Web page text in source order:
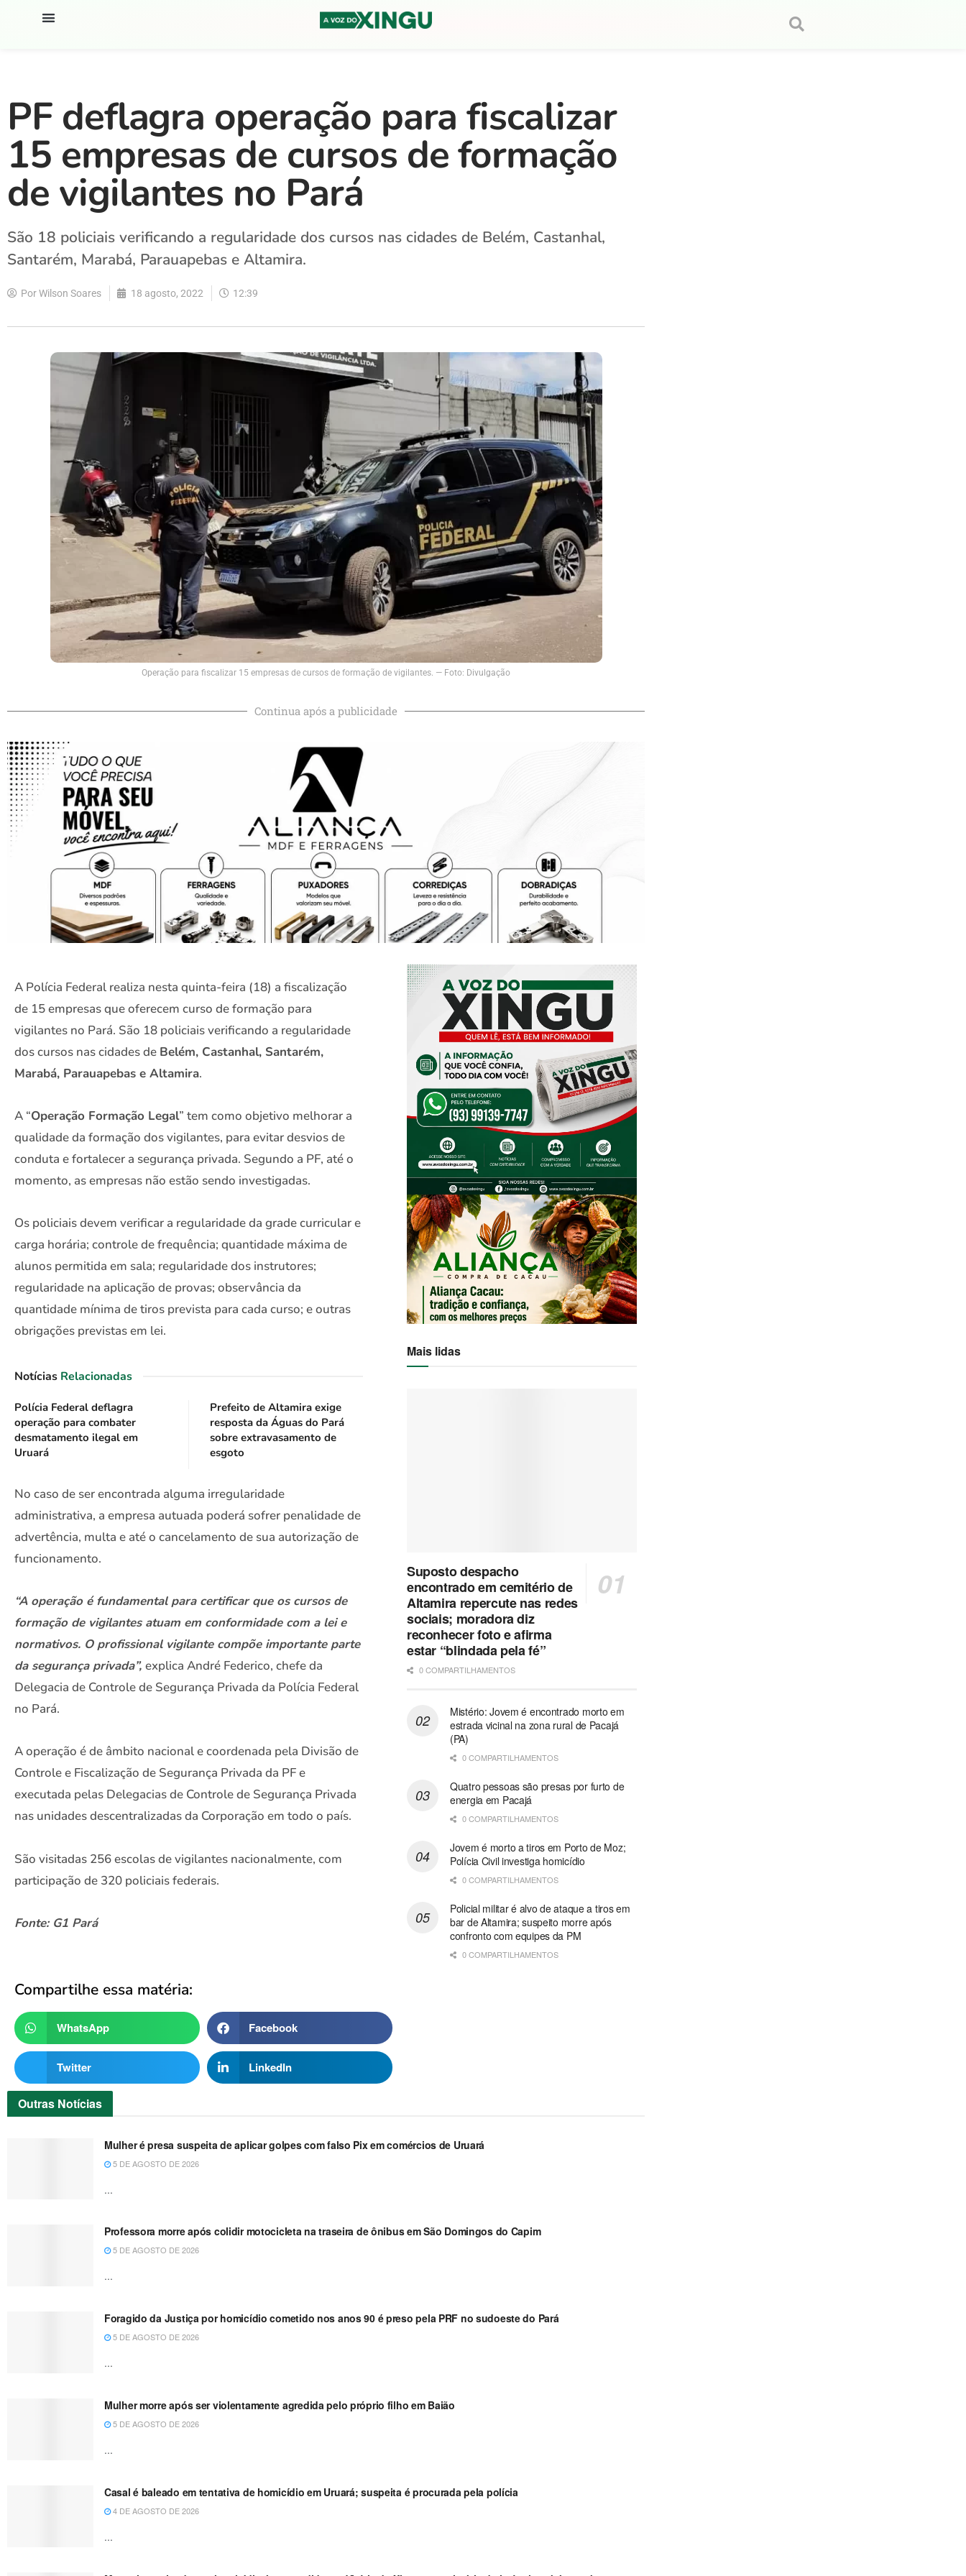
PF deflagra operação para fiscalizar
15 empresas de cursos de formação
de vigilantes no Pará
São 18 policiais verificando a regularidade dos cursos nas cidades de Belém, Castanhal,
Santarém, Marabá, Parauapebas e Altamira.
PorWilson Soares 18 agosto, 2022 12:39
Operação para fiscalizar 15 empresas de cursos de formação de vigilantes. — Foto: Divulgação
Continua após a publicidade
A Polícia Federal realiza nesta quinta-feira (18) a fiscalização
de 15 empresas que oferecem curso de formação para
vigilantes no Pará. São 18 policiais verificando a regularidade
dos cursos nas cidades de Belém, Castanhal, Santarém,
Marabá, Parauapebas e Altamira.
A “Operação Formação Legal” tem como objetivo melhorar a
qualidade da formação dos vigilantes, para evitar desvios de
conduta e fortalecer a segurança privada. Segundo a PF, até o
momento, as empresas não estão sendo investigadas.
Os policiais devem verificar a regularidade da grade curricular e
carga horária; controle de frequência; quantidade máxima de
alunos permitida em sala; regularidade dos instrutores;
regularidade na aplicação de provas; observância da
quantidade mínima de tiros prevista para cada curso; e outras
obrigações previstas em lei.
Notícias Relacionadas
Polícia Federal deflagra
operação para combater
desmatamento ilegal em
Uruará
Prefeito de Altamira exige
resposta da Águas do Pará
sobre extravasamento de
esgoto
No caso de ser encontrada alguma irregularidade
administrativa, a empresa autuada poderá sofrer penalidade de
advertência, multa e até o cancelamento de sua autorização de
funcionamento.
“A operação é fundamental para certificar que os cursos de
formação de vigilantes atuam em conformidade com a lei e
normativos. O profissional vigilante compõe importante parte
da segurança privada”, explica André Federico, chefe da
Delegacia de Controle de Segurança Privada da Polícia Federal
no Pará.
A operação é de âmbito nacional e coordenada pela Divisão de
Controle e Fiscalização de Segurança Privada da PF e
executada pelas Delegacias de Controle de Segurança Privada
nas unidades descentralizadas da Corporação em todo o país.
São visitadas 256 escolas de vigilantes nacionalmente, com
participação de 320 policiais federais.
Fonte: G1 Pará
Compartilhe essa matéria:
WhatsApp Facebook
Twitter LinkedIn
Mais lidas
Suposto despacho
encontrado em cemitério de
Altamira repercute nas redes
sociais; moradora diz
reconhecer foto e afirma
estar “blindada pela fé”
0 COMPARTILHAMENTOS
Mistério: Jovem é encontrado morto em
estrada vicinal na zona rural de Pacajá
(PA)
0 COMPARTILHAMENTOS
Quatro pessoas são presas por furto de
energia em Pacajá
0 COMPARTILHAMENTOS
Jovem é morto a tiros em Porto de Moz;
Polícia Civil investiga homicídio
0 COMPARTILHAMENTOS
Policial militar é alvo de ataque a tiros em
bar de Altamira; suspeito morre após
confronto com equipes da PM
0 COMPARTILHAMENTOS
Outras Notícias
Mulher é presa suspeita de aplicar golpes com falso Pix em comércios de Uruará
5 DE AGOSTO DE 2026
...
Professora morre após colidir motocicleta na traseira de ônibus em São Domingos do Capim
5 DE AGOSTO DE 2026
...
Foragido da Justiça por homicídio cometido nos anos 90 é preso pela PRF no sudoeste do Pará
5 DE AGOSTO DE 2026
...
Mulher morre após ser violentamente agredida pelo próprio filho em Baião
5 DE AGOSTO DE 2026
...
Casal é baleado em tentativa de homicídio em Uruará; suspeita é procurada pela polícia
4 DE AGOSTO DE 2026
...